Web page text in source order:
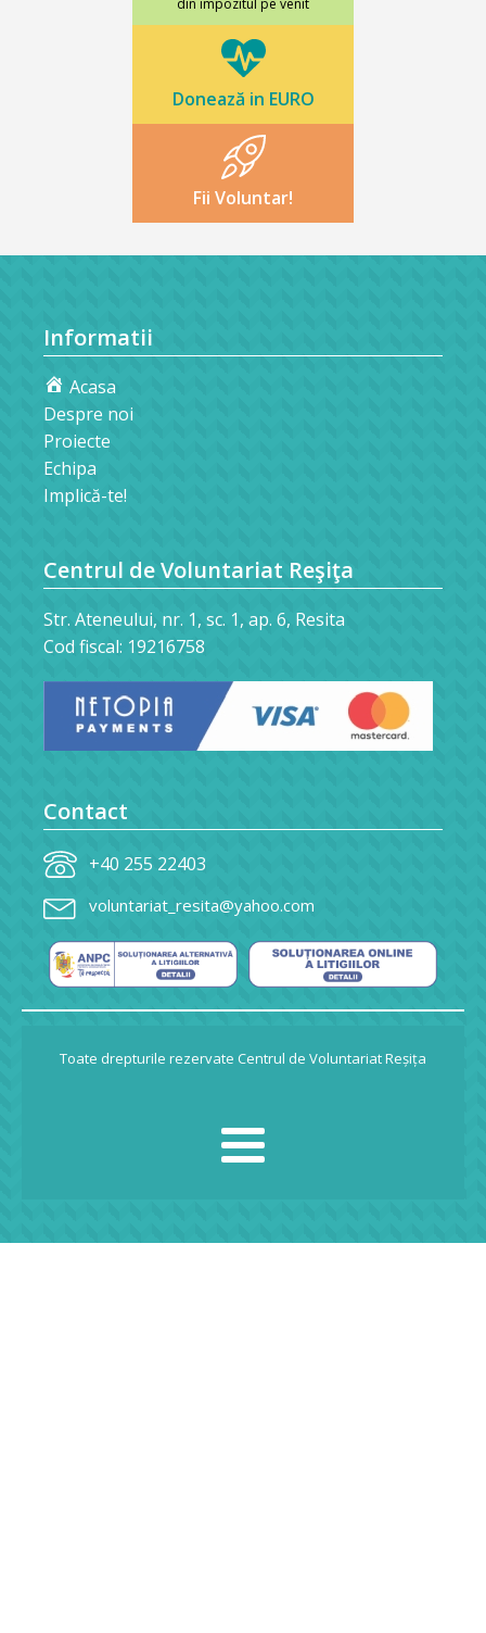
din impozitul pe venit
Donează in EURO
Fii Voluntar!
Informatii
Acasa
Despre noi
Proiecte
Echipa
Implică-te!
Centrul de Voluntariat Reşiţa
Str. Ateneului, nr. 1, sc. 1, ap. 6, Resita
Cod fiscal: 19216758
Contact
+40 255 22403
voluntariat_resita@yahoo.com
Toate drepturile rezervate Centrul de Voluntariat Reșița